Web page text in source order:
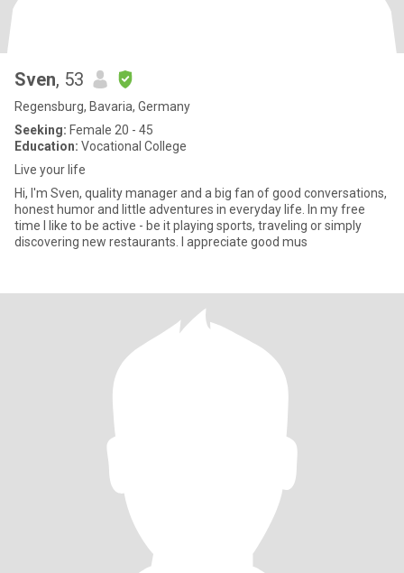
Sven, 53
Regensburg, Bavaria, Germany
Seeking: Female 20 - 45
Education: Vocational College
Live your life
Hi, I'm Sven, quality manager and a big fan of good conversations,
honest humor and little adventures in everyday life. In my free
time I like to be active - be it playing sports, traveling or simply
discovering new restaurants. I appreciate good mus